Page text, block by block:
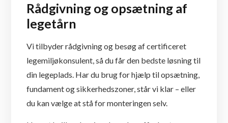
Rådgivning og opsætning af
legetårn
Vi tilbyder rådgivning og besøg af certificeret
legemiljøkonsulent, så du får den bedste løsning til
din legeplads. Har du brug for hjælp til opsætning,
fundament og sikkerhedszoner, står vi klar – eller
du kan vælge at stå for monteringen selv.